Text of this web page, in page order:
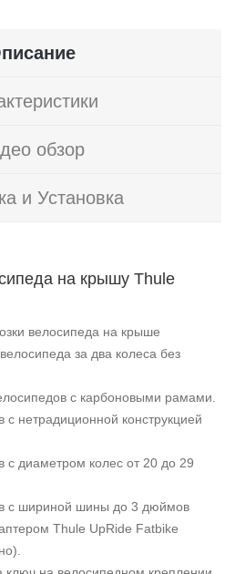
обзор
и Установка
на крышу Thule
велосипеда на крыше
за два колеса без
с карбоновыми рамами.
нетрадиционной конструкцией
с диаметром колес от 20 до 29
с шириной шины до 3 дюймов
Thule UpRide Fatbike